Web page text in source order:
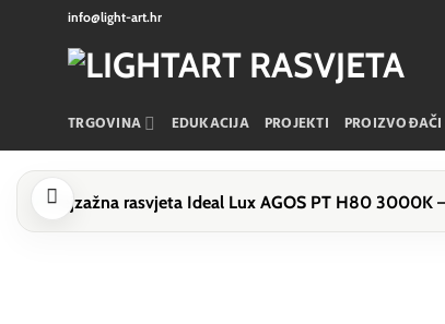
info@light-art.hr
TRGOVINA EDUKACIJA PROJEKTI PROIZVOĐAČI